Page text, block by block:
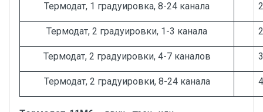
Термодат, 1 градуировка, 8-24 канала
Термодат, 2 градуировки, 1-3 канала
Термодат, 2 градуировки, 4-7 каналов
Термодат, 2 градуировки, 8-24 канала